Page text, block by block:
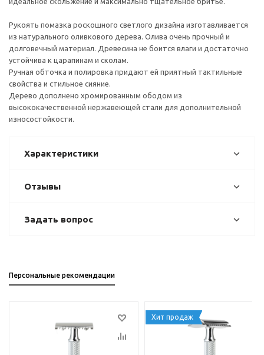
Рукоять помазка роскошного светлого дизайна изготавливается
из натурального оливкового дерева. Олива очень прочный и
долговечный материал. Древесина не боится влаги и достаточно
устойчива к царапинам и сколам.
Ручная обточка и полировка придают ей приятный тактильные
свойства и стильное сияние.
Дерево дополнено хромированным ободом из
высококачественной нержавеющей стали для дополнительной
износостойкости.
Характеристики
Отзывы
Задать вопрос
Персональные рекомендации
Хит продаж